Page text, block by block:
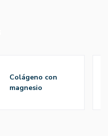
colágeno con
magnesio